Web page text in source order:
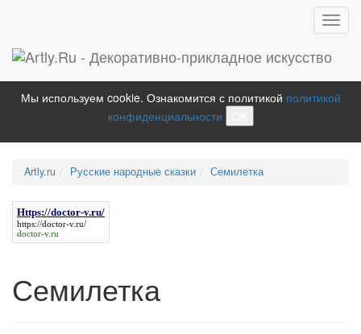
Мы используем cookie. Ознакомится с политикой политикой
конфиденциальности
Artly.ru Русские народные сказки Семилетка
Https://doctor-v.ru/
https://doctor-v.ru/
doctor-v.ru
Семилетка